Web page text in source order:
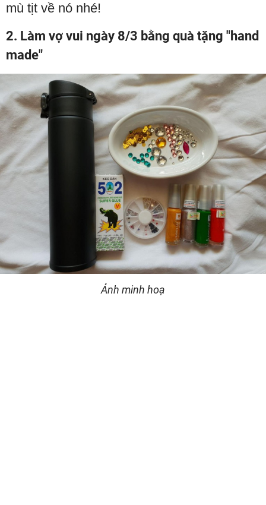
mù tịt về nó nhé!
2. Làm vợ vui ngày 8/3 bằng quà tặng "hand
made"
Ảnh minh hoạ